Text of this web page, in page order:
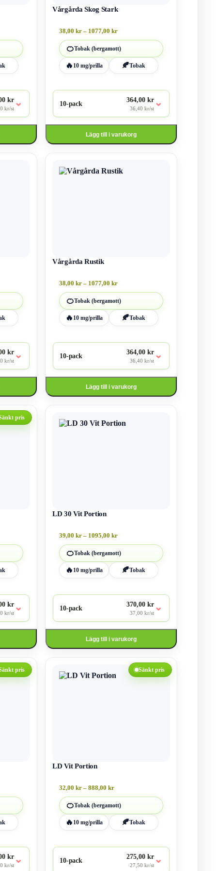
kr
kr/st ⌄
Vårgårda Skog Stark
38,00 kr – 1077,00 krPrisintervall:
38,00 kr
till
1077,00 kr
🍊Tobak (bergamott)
🔥 10 mg/prilla 🍂Tobak
10-pack
364,00 kr
36,40 kr/st ⌄
Lägg till i varukorg
produktsidan
kr
kr/st ⌄
Vårgårda Rustik
38,00 kr – 1077,00 krPrisintervall:
38,00 kr
till
1077,00 kr
🍊Tobak (bergamott)
🔥 10 mg/prilla 🍂Tobak
10-pack
364,00 kr
36,40 kr/st ⌄
Lägg till i varukorg
produkten
produktsidan
pris
kr
kr/st ⌄
LD 30 Vit Portion
39,00 kr – 1095,00 krPrisintervall:
39,00 kr
till
1095,00 kr
🍊Tobak (bergamott)
🔥 10 mg/prilla 🍂Tobak
10-pack
370,00 kr
37,00 kr/st ⌄
Lägg till i varukorg
produkten
produktsidan
pris
kr
kr/st ⌄
Sänkt pris
LD Vit Portion
32,00 kr – 888,00 krPrisintervall:
32,00 kr
till
888,00 kr
🍊Tobak (bergamott)
🔥 10 mg/prilla 🍂Tobak
10-pack
275,00 kr
27,50 kr/st ⌄
produkten
produktsidan